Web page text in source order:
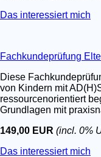
Das interessiert mich
Fachkundeprüfung
Diese
von Kindern mit
ressourcenorientiert
Grundlagen mit
149,00 EUR (incl. 0%
Das interessiert mich